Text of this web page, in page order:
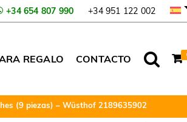
+34 654 807 990 +34 951 122 002
REGALO CONTACTO
(9 piezas) – Wüsthof 2189635902